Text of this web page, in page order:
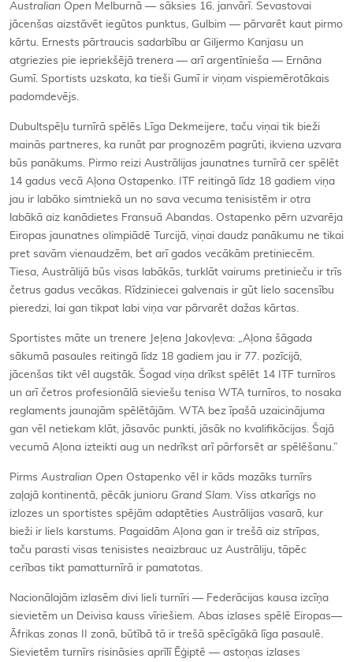
Australian Open Melburnā — sāksies 16. janvārī. Sevastovai
jācenšas aizstāvēt iegūtos punktus, Gulbim — pārvarēt kaut pirmo
kārtu. Ernests pārtraucis sadarbību ar Giljermo Kanjasu un
atgriezies pie iepriekšējā trenera — arī argentīnieša — Ernāna
Gumī. Sportists uzskata, ka tieši Gumī ir viņam vispiemērotākais
padomdevējs.
Dubultspēļu turnīrā spēlēs Līga Dekmeijere, taču viņai tik bieži
mainās partneres, ka runāt par prognozēm pagrūti, ikviena uzvara
būs panākums. Pirmo reizi Austrālijas jaunatnes turnīrā cer spēlēt
14 gadus vecā Aļona Ostapenko. ITF reitingā līdz 18 gadiem viņa
jau ir labāko simtniekā un no sava vecuma tenisistēm ir otra
labākā aiz kanādietes Fransuā Abandas. Ostapenko pērn uzvarēja
Eiropas jaunatnes olimpiādē Turcijā, viņai daudz panākumu ne tikai
pret savām vienaudzēm, bet arī gados vecākām pretiniecēm.
Tiesa, Austrālijā būs visas labākās, turklāt vairums pretinieču ir trīs
četrus gadus vecākas. Rīdziniecei galvenais ir gūt lielo sacensību
pieredzi, lai gan tikpat labi viņa var pārvarēt dažas kārtas.
Sportistes māte un trenere Jeļena Jakovļeva: „Aļona šāgada
sākumā pasaules reitingā līdz 18 gadiem jau ir 77. pozīcijā,
jācenšas tikt vēl augstāk. Šogad viņa drīkst spēlēt 14 ITF turnīros
un arī četros profesionālā sieviešu tenisa WTA turnīros, to nosaka
reglaments jaunajām spēlētājām. WTA bez īpašā uzaicinājuma
gan vēl netiekam klāt, jāsavāc punkti, jāsāk no kvalifikācijas. Šajā
vecumā Aļona izteikti aug un nedrīkst arī pārforsēt ar spēlēšanu.”
Pirms Australian Open Ostapenko vēl ir kāds mazāks turnīrs
zaļajā kontinentā, pēcāk junioru Grand Slam. Viss atkarīgs no
izlozes un sportistes spējām adaptēties Austrālijas vasarā, kur
bieži ir liels karstums. Pagaidām Aļona gan ir trešā aiz strīpas,
taču parasti visas tenisistes neaizbrauc uz Austrāliju, tāpēc
cerības tikt pamatturnīrā ir pamatotas.
Nacionālajām izlasēm divi lieli turnīri — Federācijas kausa izcīņa
sievietēm un Deivisa kauss vīriešiem. Abas izlases spēlē Eiropas—
Āfrikas zonas II zonā, būtībā tā ir trešā spēcīgākā līga pasaulē.
Sievietēm turnīrs risināsies aprīlī Ēģiptē — astoņas izlases